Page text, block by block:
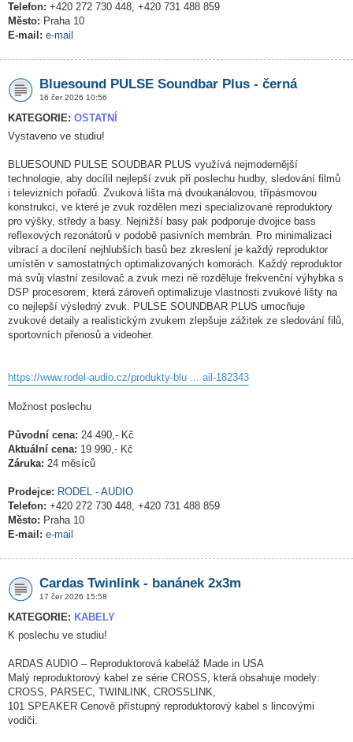
Telefon: +420 272 730 448, +420 731 488 859
Město: Praha 10
E-mail: e-mail
Bluesound PULSE Soundbar Plus - černá
16 čer 2026 10:56
KATEGORIE: OSTATNÍ
Vystaveno ve studiu!
BLUESOUND PULSE SOUDBAR PLUS využívá nejmodernější
technologie, aby docílil nejlepší zvuk při poslechu hudby, sledování filmů
i televizních pořadů. Zvuková lišta má dvoukanálovou, třípásmovou
konstrukci, ve které je zvuk rozdělen mezi specializované reproduktory
pro výšky, středy a basy. Nejnižší basy pak podporuje dvojice bass
reflexových rezonátorů v podobě pasivních membrán. Pro minimalizaci
vibrací a docílení nejhlubších basů bez zkreslení je každý reproduktor
umístěn v samostatných optimalizovaných komorách. Každý reproduktor
má svůj vlastní zesilovač a zvuk mezi ně rozděluje frekvenční výhybka s
DSP procesorem, která zároveň optimalizuje vlastnosti zvukové lišty na
co nejlepší výsledný zvuk. PULSE SOUNDBAR PLUS umocňuje
zvukové detaily a realistickým zvukem zlepšuje zážitek ze sledování filů,
sportovních přenosů a videoher.
https://www.rodel-audio.cz/produkty-blu ... ail-182343
Možnost poslechu
Původní cena: 24 490,- Kč
Aktuální cena: 19 990,- Kč
Záruka: 24 měsíců
Prodejce: RODEL - AUDIO
Telefon: +420 272 730 448, +420 731 488 859
Město: Praha 10
E-mail: e-mail
Cardas Twinlink - banánek 2x3m
17 čer 2026 15:58
KATEGORIE: KABELY
K poslechu ve studiu!
ARDAS AUDIO – Reproduktorová kabeláž Made in USA
Malý reproduktorový kabel ze série CROSS, která obsahuje modely:
CROSS, PARSEC, TWINLINK, CROSSLINK,
101 SPEAKER Cenově přístupný reproduktorový kabel s lincovými
vodiči.